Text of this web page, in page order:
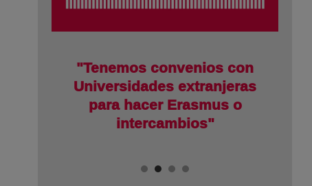
"Tenemos convenios con
Universidades extranjeras
para hacer Erasmus o
intercambios"